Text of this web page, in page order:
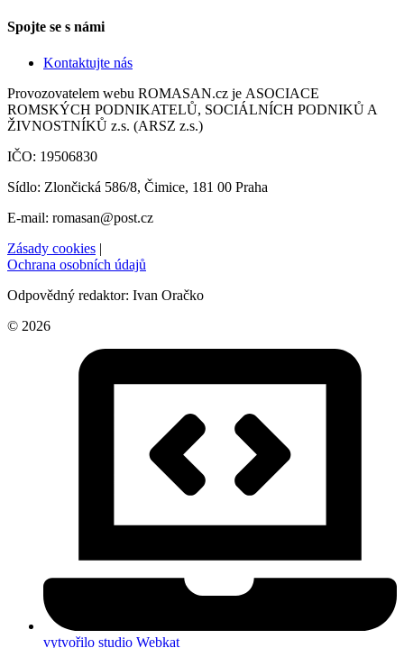
Spojte se s námi
Kontaktujte nás
Provozovatelem webu ROMASAN.cz je ASOCIACE
ROMSKÝCH PODNIKATELŮ, SOCIÁLNÍCH PODNIKŮ A
ŽIVNOSTNÍKŮ z.s. (ARSZ z.s.)
IČO: 19506830
Sídlo: Zlončická 586/8, Čimice, 181 00 Praha
E-mail: romasan@post.cz
Zásady cookies |
Ochrana osobních údajů
Odpovědný redaktor: Ivan Oračko
© 2026
vytvořilo studio Webkat